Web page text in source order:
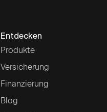
Entdecken
Produkte
Versicherung
Finanzierung
Blog